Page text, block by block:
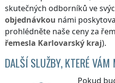
skutečných odborníků ve
objednávkou námi
prohlédněte naše ceny za
řemesla Karlovarský kraj).
DALŠÍ SLUŽBY, KTERÉ
Pokud